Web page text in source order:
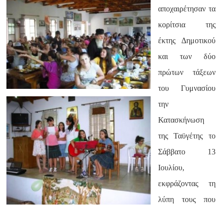
αποχαιρέτησαν τα
κορίτσια της
έκτης Δημοτικού
και των δύο
πρώτων τάξεων
του Γυμνασίου
την
Κατασκήνωση
της Ταϋγέτης το
Σάββατο 13
Ιουλίου,
εκφράζοντας τη
λύπη τους που